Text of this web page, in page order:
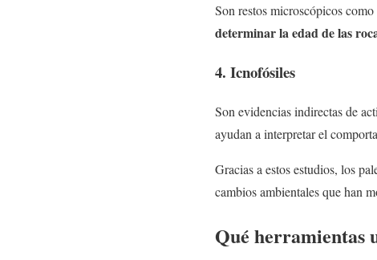
Son restos microscópicos
determinar la edad de las
4. Icnofósiles
Son evidencias indirectas de
ayudan a interpretar el
Gracias a estos estudios, los
cambios ambientales que han
Qué herramientas